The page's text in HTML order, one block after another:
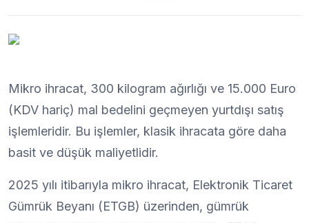
Mikro ihracat, 300 kilogram ağırlığı ve 15.000 Euro
(KDV hariç) mal bedelini geçmeyen yurtdışı satış
işlemleridir. Bu işlemler, klasik ihracata göre daha
basit ve düşük maliyetlidir.
2025 yılı itibarıyla mikro ihracat, Elektronik Ticaret
Gümrük Beyanı (ETGB) üzerinden, gümrük